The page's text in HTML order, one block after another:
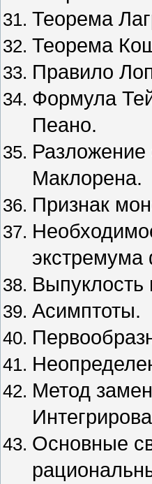
Теорема
Теорема
Правило
Формула
Пеано.
Маклорена.
Признак
экстремума
Выпуклость
Асимптоты.
Метод
Основные